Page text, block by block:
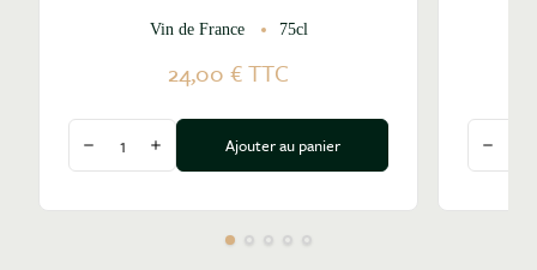
Vin de France 75cl
24,00 €TTC
Diminuer la quantité
Augmenter la quantité
Ajouter au panier